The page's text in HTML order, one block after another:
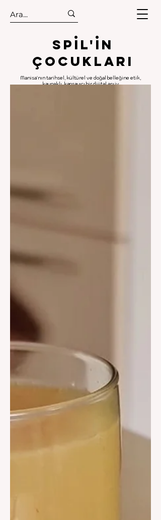
.
.
Spıl'in
Çocukları
Manisa'nın tarihsel, kültürel ve doğal belleğine etik,
kaynaklı, kapsayıcı bir dijital arşiv